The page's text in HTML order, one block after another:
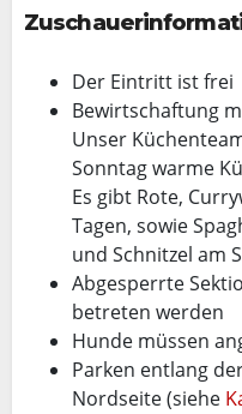
Der Eintritt ist frei
Bewirtschaftung
Unser
Sonntag warme
Es gibt Rote,
Tagen, sowie
und Schnitzel am
Abgesperrte
betreten werden
Hunde müssen
Parken entlang
Nordseite (siehe